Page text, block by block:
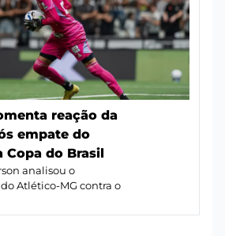
reação da
empate do
do Brasil
analisou o
Atlético-MG contra o